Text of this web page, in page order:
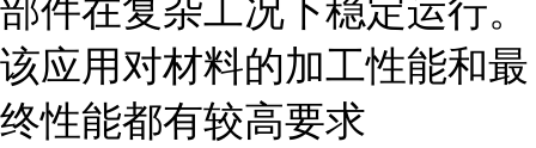
部件在复杂工况下稳定运行。
该应用对材料的加工性能和最
终性能都有较高要求